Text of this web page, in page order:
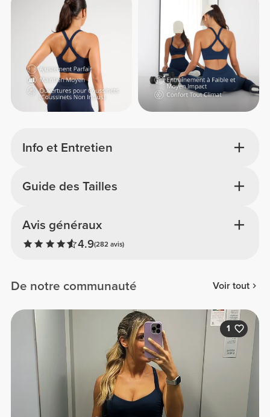
Info et Entretien
Avis généraux
4.9(282 avis)
Guide des Tailles
De notre communauté Voir tout
1